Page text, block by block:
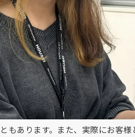
理由を教えてください
探していた時に、エージェント
ていたこともあり、新聞社関連
方だったことも後押しとなり、入
ください。
の業務システム保守や運用支援
もあります。また、実際にお客